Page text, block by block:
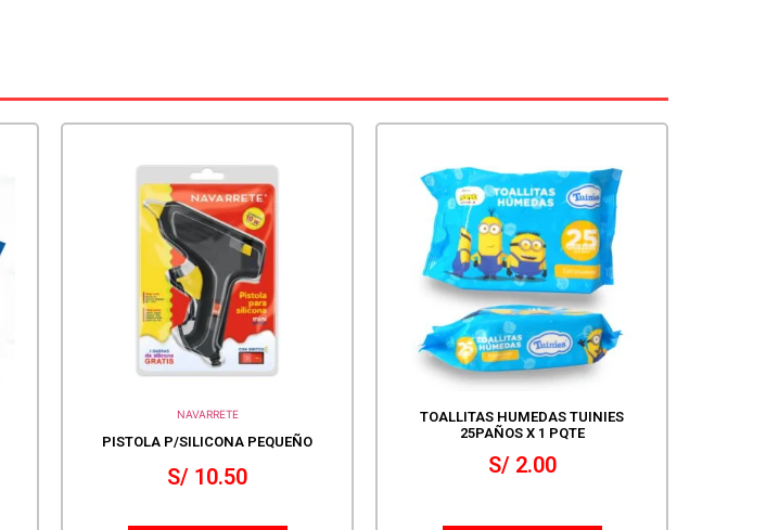
NAVARRETE
PISTOLA P/SILICONA PEQUEÑO
S/ 10.50
TOALLITAS HUMEDAS TUINIES
25PAÑOS X 1 PQTE
S/2.00